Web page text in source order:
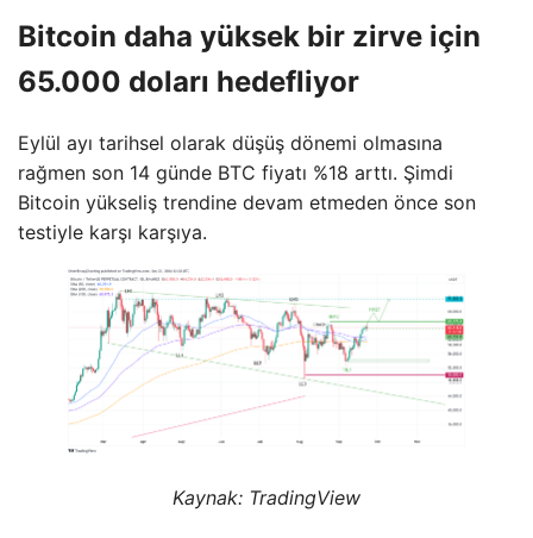
Bitcoin daha yüksek bir zirve için
65.000 doları hedefliyor
Eylül ayı tarihsel olarak düşüş dönemi olmasına
rağmen son 14 günde BTC fiyatı %18 arttı. Şimdi
Bitcoin yükseliş trendine devam etmeden önce son
testiyle karşı karşıya.
Kaynak: TradingView